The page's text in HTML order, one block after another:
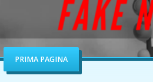
PRIMA PAGINA